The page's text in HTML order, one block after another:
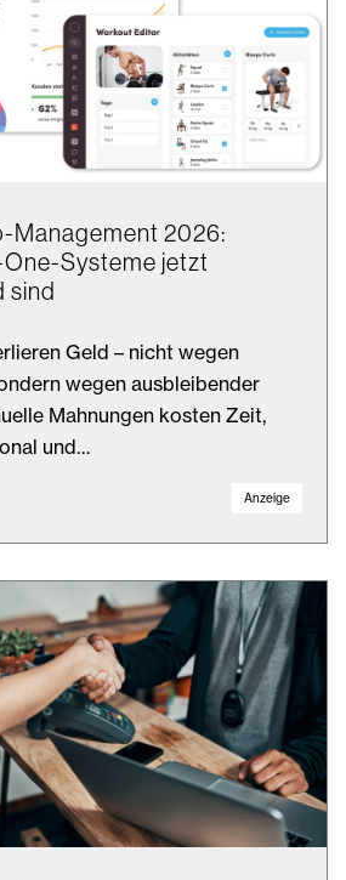
Management 2026:
Systeme jetzt
sind
Geld – nicht wegen
wegen ausbleibender
Mahnungen kosten Zeit,
und…
Anzeige